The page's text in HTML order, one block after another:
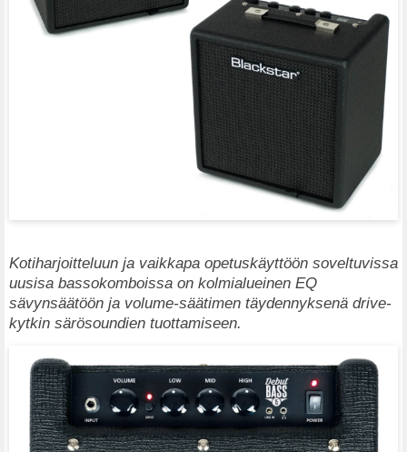
Kotiharjoitteluun ja vaikkapa opetuskäyttöön soveltuvissa
uusisa bassokomboissa on kolmialueinen EQ
sävynsäätöön ja volume-säätimen täydennyksenä drive-
kytkin särösoundien tuottamiseen.